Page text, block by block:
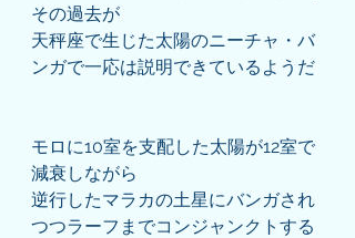
その過去が
天秤座で生じた太陽のニーチャ・バ
ンガで一応は説明できているようだ
モロに10室を支配した太陽が12室で
減衰しながら
逆行したマラカの土星にバンガされ
つつラーフまでコンジャンクトする